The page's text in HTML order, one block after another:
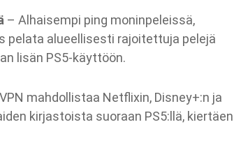
– Alhaisempi ping moninpeleissä,
pelata alueellisesti rajoitettuja pelejä
lisän PS5-käyttöön.
mahdollistaa Netflixin, Disney+:n ja
kirjastoista suoraan PS5:llä, kiertäen